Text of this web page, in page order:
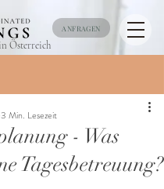
ANFRAGEN
Österreich
- Was
Tagesbetreuung?
3 Min. Lesezeit